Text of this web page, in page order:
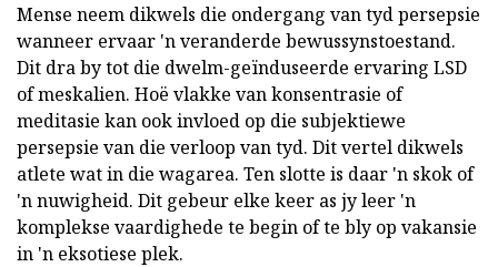
Mense neem dikwels die ondergang van tyd persepsie
wanneer ervaar 'n veranderde bewussynstoestand.
Dit dra by tot die dwelm-geïnduseerde ervaring LSD
of meskalien. Hoë vlakke van konsentrasie of
meditasie kan ook invloed op die subjektiewe
persepsie van die verloop van tyd. Dit vertel dikwels
atlete wat in die wagarea. Ten slotte is daar 'n skok of
'n nuwigheid. Dit gebeur elke keer as jy leer 'n
komplekse vaardighede te begin of te bly op vakansie
in 'n eksotiese plek.